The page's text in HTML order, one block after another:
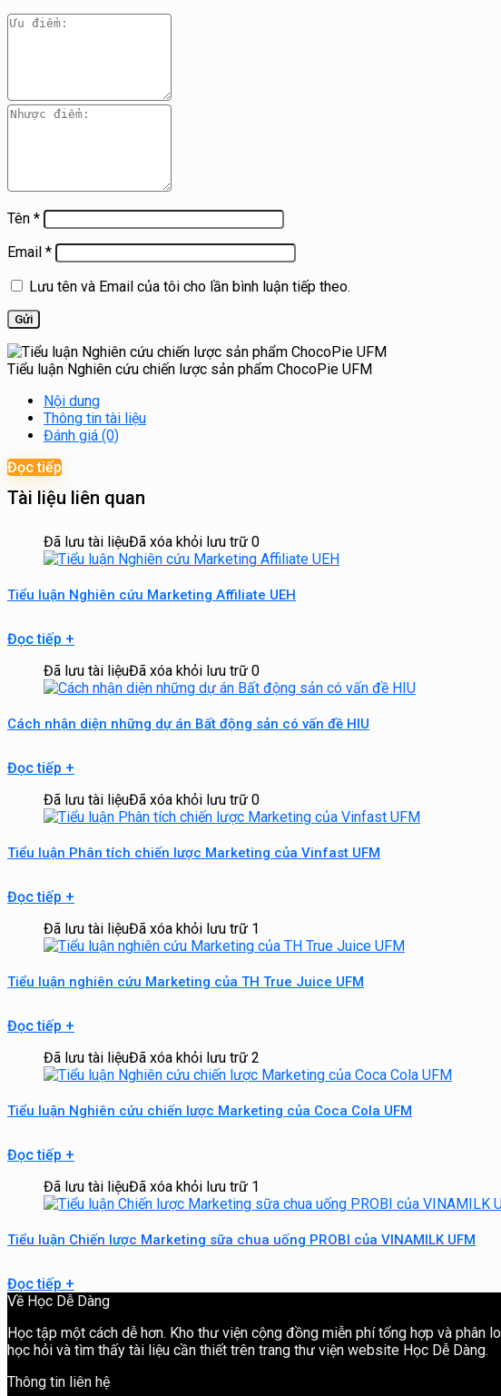
Tên *
Email *
Lưu tên và Email của tôi cho lần bình luận tiếp theo.
Tiểu luận Nghiên cứu chiến lược sản phẩm ChocoPie UFM
Nội dung
Thông tin tài liệu
Đánh giá (0)
Đọc tiếp
Tài liệu liên quan
Đã lưu tài liệuĐã xóa khỏi lưu trữ 0
Tiểu luận Nghiên cứu Marketing Affiliate UEH
Đọc tiếp +
Đã lưu tài liệuĐã xóa khỏi lưu trữ 0
Cách nhận diện những dự án Bất động sản có vấn đề HIU
Đọc tiếp +
Đã lưu tài liệuĐã xóa khỏi lưu trữ 0
Tiểu luận Phân tích chiến lược Marketing của Vinfast UFM
Đọc tiếp +
Đã lưu tài liệuĐã xóa khỏi lưu trữ 1
Tiểu luận nghiên cứu Marketing của TH True Juice UFM
Đọc tiếp +
Đã lưu tài liệuĐã xóa khỏi lưu trữ 2
Tiểu luận Nghiên cứu chiến lược Marketing của Coca Cola UFM
Đọc tiếp +
Đã lưu tài liệuĐã xóa khỏi lưu trữ 1
Tiểu luận Chiến lược Marketing sữa chua uống PROBI của VINAMILK UFM
Đọc tiếp +
Về Học Dễ Dàng
Học tập một cách dễ hơn. Kho thư viện cộng đồng miễn phí tổng hợp và
học hỏi và tìm thấy tài liệu cần thiết trên trang thư viện website Học Dễ Dàng.
Thông tin liên hệ